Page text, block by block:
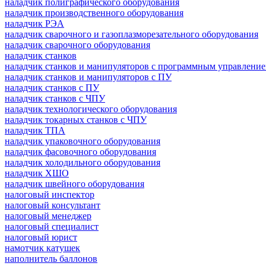
наладчик производственного оборудования
наладчик РЭА
наладчик сварочного и газоплазморезательного оборудования
наладчик сварочного оборудования
наладчик станков
наладчик станков и манипуляторов с программным
наладчик станков и манипуляторов с ПУ
наладчик станков с ПУ
наладчик станков с ЧПУ
наладчик технологического оборудования
наладчик токарных станков с ЧПУ
наладчик ТПА
наладчик упаковочного оборудования
наладчик фасовочного оборудования
наладчик холодильного оборудования
наладчик ХШО
наладчик швейного оборудования
налоговый инспектор
налоговый консультант
налоговый менеджер
налоговый специалист
налоговый юрист
намотчик катушек
наполнитель баллонов